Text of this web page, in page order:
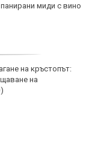
миди с вино
на кръстопът:
на